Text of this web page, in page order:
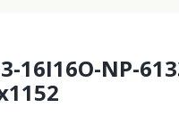
16I16O-NP-